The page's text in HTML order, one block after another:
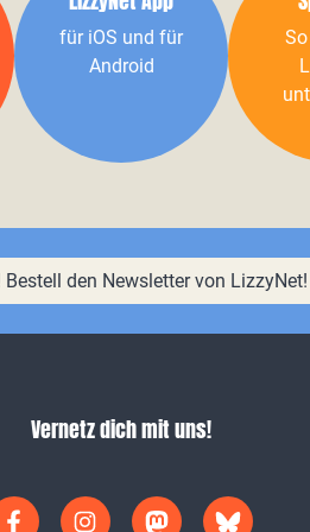
für iOS und für
Android
den Newsletter von LizzyNet!
Vernetz dich mit uns!